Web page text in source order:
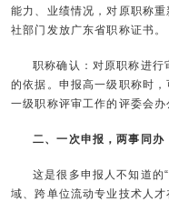
能力、业绩情况，对原职称
社部门发放广东省职称证书。
职称确认：对原职称进
的依据。申报高一级职称时
一级职称评审工作的评委会办
二、一次申报，两事同办
这是很多申报人不知道的
域、跨单位流动专业技术人